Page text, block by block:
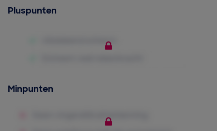
Pluspunten
Minpunten